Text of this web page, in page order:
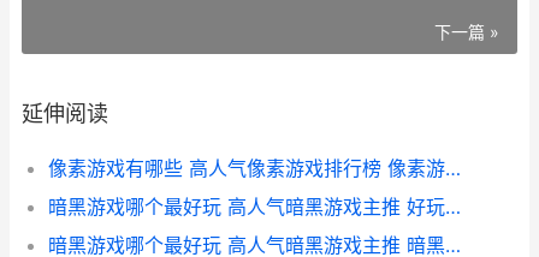
下一篇 »
延伸阅读
像素游戏有哪些 高人气像素游戏排行榜 像素游戏推荐手游
暗黑游戏哪个最好玩 高人气暗黑游戏主推 好玩的暗黑类端游
暗黑游戏哪个最好玩 高人气暗黑游戏主推 暗黑系列网游游戏